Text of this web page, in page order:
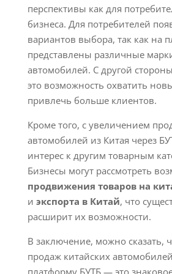
перспективы как для
бизнеса. Для потребителей
вариантов выбора, так как на
представлены различные
автомобилей. С другой
это возможность охватить
привлечь больше клиентов.
Кроме того, с увеличением
автомобилей из Китая через
интерес к другим товарным
Бизнесы могут рассмотреть
продвижения товаров на
и экспорта в Китай, что
расширит их возможности.
В заключение, можно сказать,
продаж китайских
платформу БУТБ — это